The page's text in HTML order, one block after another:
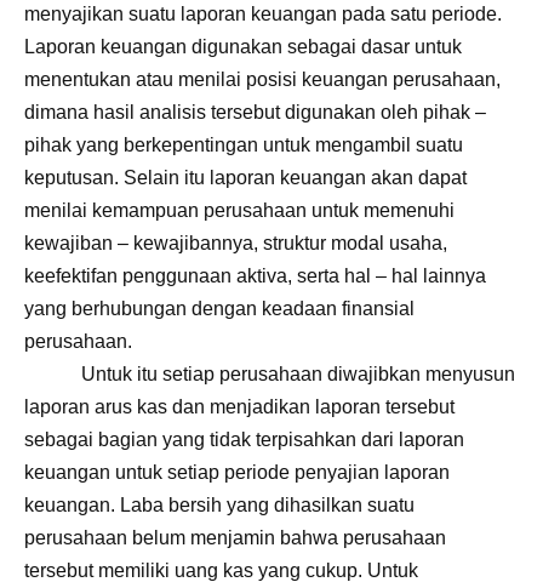
menyajikan suatu laporan keuangan pada satu periode.
Laporan keuangan digunakan sebagai dasar untuk
menentukan atau menilai posisi keuangan perusahaan,
dimana hasil analisis tersebut digunakan oleh pihak –
pihak yang berkepentingan untuk mengambil suatu
keputusan. Selain itu laporan keuangan akan dapat
menilai kemampuan perusahaan untuk memenuhi
kewajiban – kewajibannya, struktur modal usaha,
keefektifan penggunaan aktiva, serta hal – hal lainnya
yang berhubungan dengan keadaan finansial
perusahaan.
Untuk itu setiap perusahaan diwajibkan menyusun
laporan arus kas dan menjadikan laporan tersebut
sebagai bagian yang tidak terpisahkan dari laporan
keuangan untuk setiap periode penyajian laporan
keuangan. Laba bersih yang dihasilkan suatu
perusahaan belum menjamin bahwa perusahaan
tersebut memiliki uang kas yang cukup. Untuk